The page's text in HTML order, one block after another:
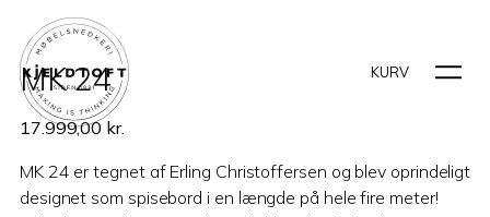
KURV
MK 24
17.999,00 kr.
MK 24 er tegnet af Erling Christoffersen og blev oprindeligt
designet som spisebord i en længde på hele fire meter!